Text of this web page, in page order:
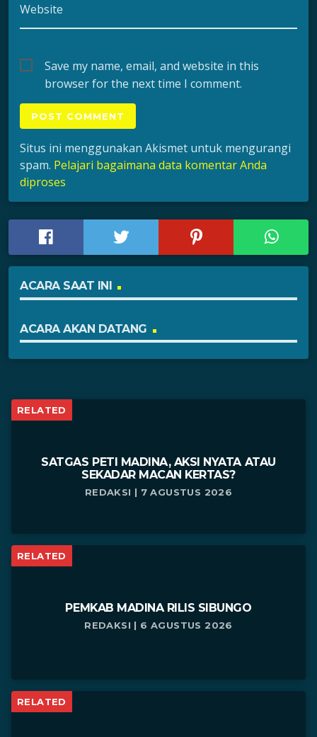
Website
Save my name, email, and website in this
browser for the next time I comment.
Situs ini menggunakan Akismet untuk mengurangi
spam. Pelajari bagaimana data komentar Anda
diproses
ACARA SAAT INI
ACARA AKAN DATANG
RELATED
SATGAS PETI MADINA, AKSI NYATA ATAU
SEKADAR MACAN KERTAS?
REDAKSI | 7 AGUSTUS 2026
RELATED
PEMKAB MADINA RILIS SIBUNGO
REDAKSI | 6 AGUSTUS 2026
RELATED